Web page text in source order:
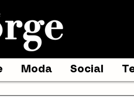
Moda Social